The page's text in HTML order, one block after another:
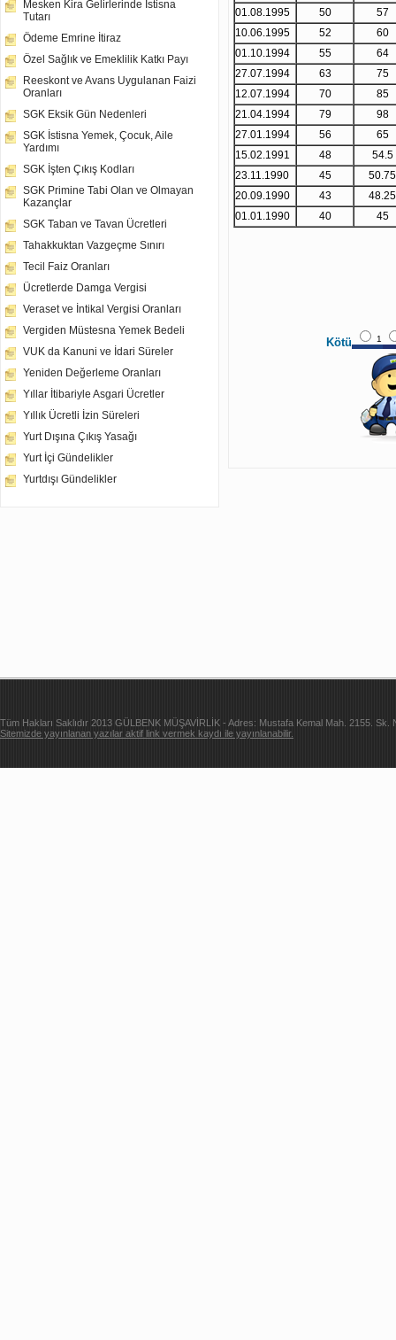
Mesken Kira Gelirlerinde İstisna
Tutarı
Ödeme Emrine İtiraz
Özel Sağlık ve Emeklilik Katkı Payı
Reeskont ve Avans Uygulanan Faizi
Oranları
SGK Eksik Gün Nedenleri
SGK İstisna Yemek, Çocuk, Aile
Yardımı
SGK İşten Çıkış Kodları
SGK Primine Tabi Olan ve Olmayan
Kazançlar
SGK Taban ve Tavan Ücretleri
Tahakkuktan Vazgeçme Sınırı
Tecil Faiz Oranları
Ücretlerde Damga Vergisi
Veraset ve İntikal Vergisi Oranları
Vergiden Müstesna Yemek Bedeli
VUK da Kanuni ve İdari Süreler
Yeniden Değerleme Oranları
Yıllar İtibariyle Asgari Ücretler
Yıllık Ücretli İzin Süreleri
Yurt Dışına Çıkış Yasağı
Yurt İçi Gündelikler
Yurtdışı Gündelikler
01.08.1995
50
57
10.06.1995
52
60
01.10.1994
55
64
27.07.1994
63
75
12.07.1994
70
85
21.04.1994
79
98
27.01.1994
56
65
15.02.1991
48
54.5
23.11.1990
45
50.75
20.09.1990
43
48.25
01.01.1990
40 45
Kötü 1
Tüm Hakları Saklıdır 2013 GÜLBENK MÜŞAVİRLİK - Adres: Mustafa Kemal Mah. 2155.
Sitemizde yayınlanan yazılar aktif link vermek kaydı ile yayınlanabilir.